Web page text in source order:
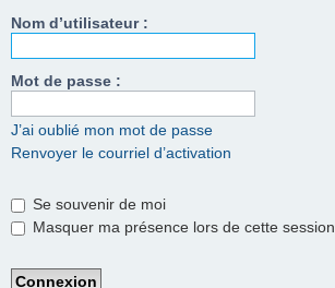
Nom d’utilisateur :
Mot de passe :
J’ai oublié mon mot de passe
Renvoyer le courriel d’activation
Se souvenir de moi
Masquer ma présence lors de cette session